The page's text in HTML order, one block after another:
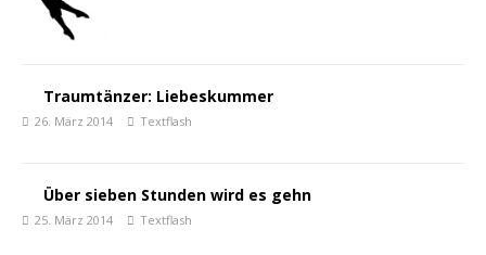
Traumtänzer: Liebeskummer
26. März 2014 Textflash
Über sieben Stunden wird es gehn
25. März 2014 Textflash